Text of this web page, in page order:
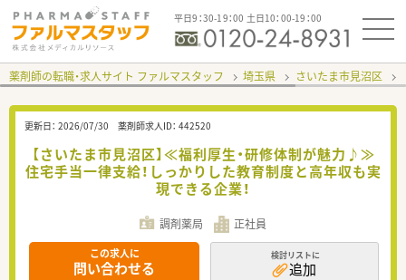
平日9：30-19：00 土日10：00-19：00
薬剤師の転職・求人サイト ファルマスタッフ 埼玉県 さいたま市見沼区
更新日： 2026/07/30 薬剤師求人ID： 442520
【さいたま市見沼区】≪福利厚生・研修体制が魅力♪≫
住宅手当一律支給！しっかりした教育制度と高年収も実
現できる企業！
調剤薬局 正社員
この求人に
問い合わせる
検討リストに
追加